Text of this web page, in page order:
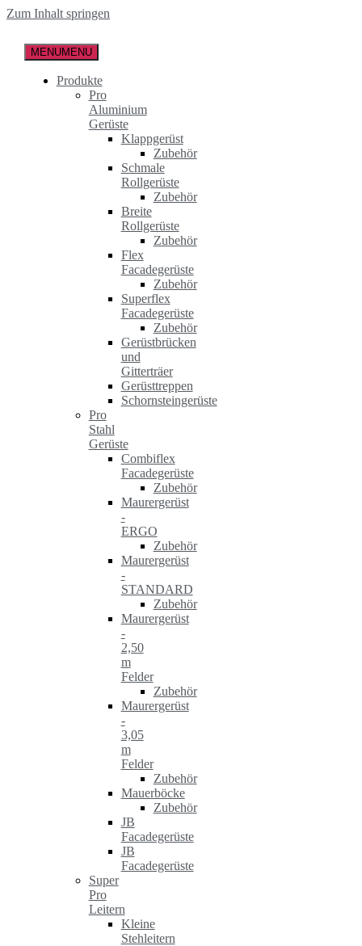
Zum Inhalt springen
MENUMENU
Produkte
Pro
Aluminium
Gerüste
Klappgerüst
Zubehör
Schmale
Rollgerüste
Zubehör
Breite
Rollgerüste
Zubehör
Flex
Facadegerüste
Zubehör
Superflex
Facadegerüste
Zubehör
Gerüstbrücken
und
Gitterträer
Gerüsttreppen
Schornsteingerüste
Pro
Stahl
Gerüste
Combiflex
Facadegerüste
Zubehör
Maurergerüst
-
ERGO
Zubehör
Maurergerüst
-
STANDARD
Zubehör
Maurergerüst
-
2,50
m
Felder
Zubehör
Maurergerüst
-
3,05
m
Felder
Zubehör
Mauerböcke
Zubehör
JB
Facadegerüste
JB
Facadegerüste
Super
Pro
Leitern
Kleine
Stehleitern